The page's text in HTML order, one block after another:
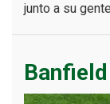
junto a su